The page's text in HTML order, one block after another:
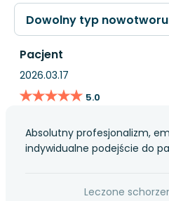
Pacjent
2026.03.17
★★★★★
★★★★★ 5.0
Absolutny profesjonalizm,
indywidualne podejście do
Leczone